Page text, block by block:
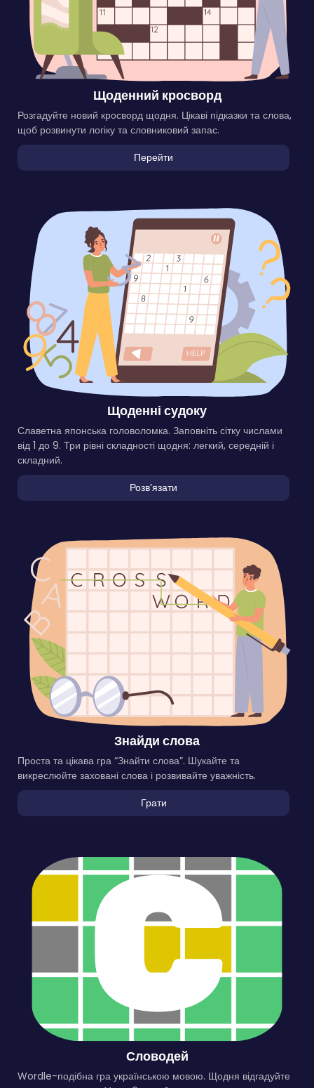
Щоденний кросворд
Розгадуйте новий кросворд щодня. Цікаві підказки та слова,
щоб розвинути логіку та словниковий запас.
Перейти
Щоденні судоку
Славетна японська головоломка. Заповніть сітку числами
від 1 до 9. Три рівні складності щодня: легкий, середній і
складний.
Розвʼязати
Знайди слова
Проста та цікава гра “Знайти слова”. Шукайте та
викреслюйте заховані слова і розвивайте уважність.
Грати
Словодей
Wordle-подібна гра українською мовою. Щодня відгадуйте